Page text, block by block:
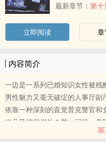
最新章节： 第十
立即阅读
内容简介
一边是一系列已婚知识女性被
男性魅力又毫无破绽的人事厅副
依靠一种深刻的直觉普克警官和
米朵又情归何处？梦，记忆，危